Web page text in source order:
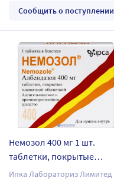
Сообщить о поступлении
Немозол 400 мг 1 шт.
таблетки, покрытые
пленочной оболочкой
Ипка Лабораториз Лимитед